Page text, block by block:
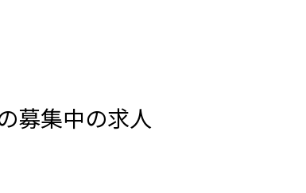
募集中の求人